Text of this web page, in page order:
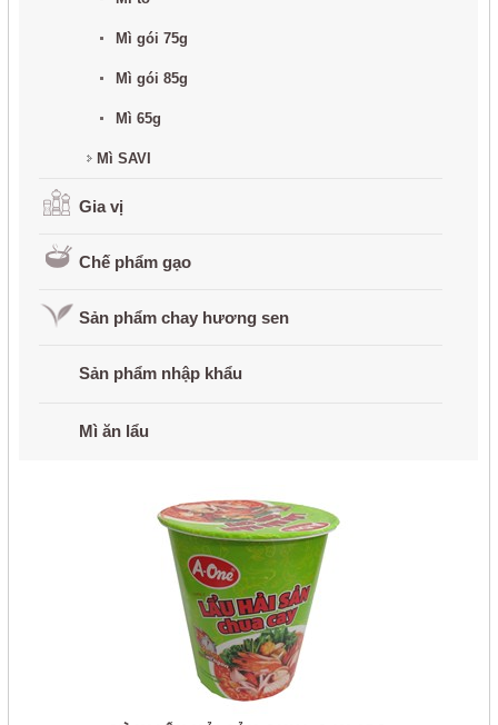
Mì gói 75g
Mì gói 85g
Mì 65g
Mì SAVI
Gia vị
Chế phẩm gạo
Sản phẩm chay hương sen
Sản phẩm nhập khẩu
Mì ăn lẩu
Sài gòn Ve Wong
Tuyển dụng
Thư viện
Liên hệ
close
LỰA CHỌN NGÔN NGỮ
COPYRIGHT 2017. ALL RIGHTS RESERVED